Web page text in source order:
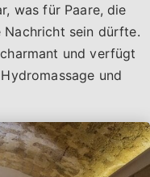
was für Paare, die
Nachricht sein dürfte.
und verfügt
und